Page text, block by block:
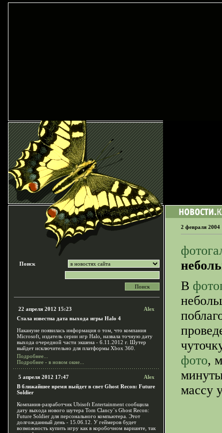
Поиск
22 апреля 2012 15:23
Alex
Стала известна дата выхода игры Halo 4
Накануне появилась информация о том, что компания
Microsoft, издатель серии игр Halo, назвала точную дату
выхода очередной части экшена - 6.11.2012 г. Шутер
выйдет исключительно для платформы Xbox 360.
Подробнее...
Подробнее - в новом окне...
5 апреля 2012 17:47
Alex
В ближайшее время выйдет в свет Ghost Recon: Future
Soldier
Компания-разработчик Ubisoft Entertainment сообщила
дату выхода нового шутера Tom Clancy`s Ghost Recon:
Future Soldier для персонального компьютера. Этот
долгожданный день - 15.06.12. У геймеров будет
возможность купить игру как в коробочном варианте, так
2 февраля 2004
В
фото,
массу